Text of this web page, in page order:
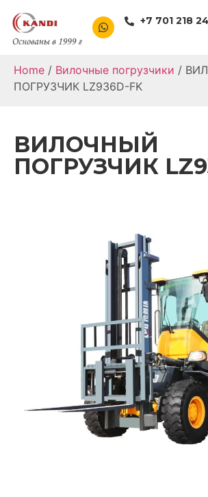
+7 701 218
Home / Вилочные погрузчики /
ПОГРУЗЧИК LZ936D-FK
ВИЛОЧНЫЙ
ПОГРУЗЧИК